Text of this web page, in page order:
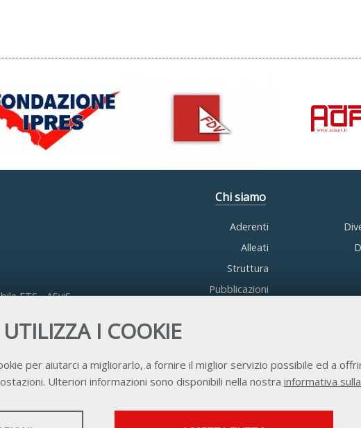
I COOKIE
per aiutarci a migliorarlo, a fornire il miglior servizio possibile ed a
Ulteriori informazioni sono disponibili nella nostra informativa
SERVIZI FACOLTATVI
ETS - ASviS
Chi siamo
Aderenti
Alleati
Struttura
Pubblicazioni
Contatti Privacy Trasparenza